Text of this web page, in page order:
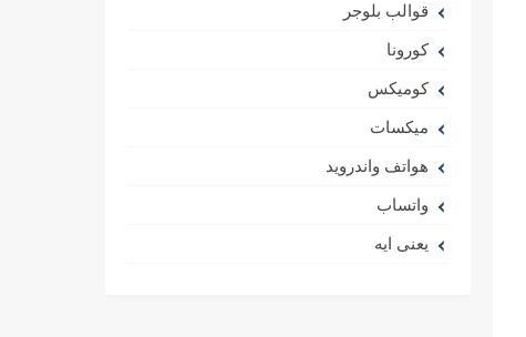
قوالب بلوجر
كورونا
كوميكس
ميكسات
هواتف واندرويد
واتساب
يعنى ايه